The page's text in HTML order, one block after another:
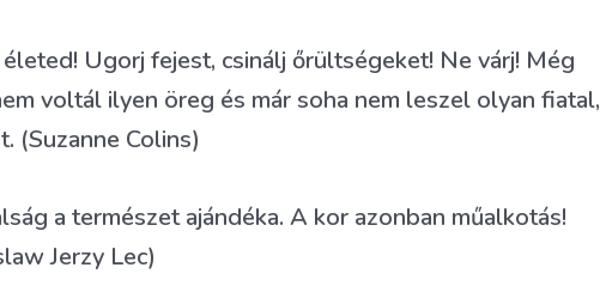
életed! Ugorj fejest, csinálj őrültségeket! Ne várj! Még
voltál ilyen öreg és már soha nem leszel olyan fiatal,
(Suzanne Colins)
a természet ajándéka. A kor azonban műalkotás!
Jerzy Lec)